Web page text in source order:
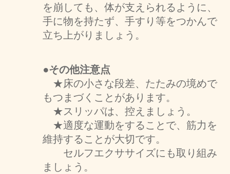
を崩しても、体が支えられるように、
手に物を持たず、手すり等をつかんで
立ち上がりましょう。
●その他注意点
★床の小さな段差、たたみの境めで
もつまづくことがあります。
★スリッパは、控えましょう。
★適度な運動をすることで、筋力を
維持することが大切です。
セルフエクササイズにも取り組み
ましょう。